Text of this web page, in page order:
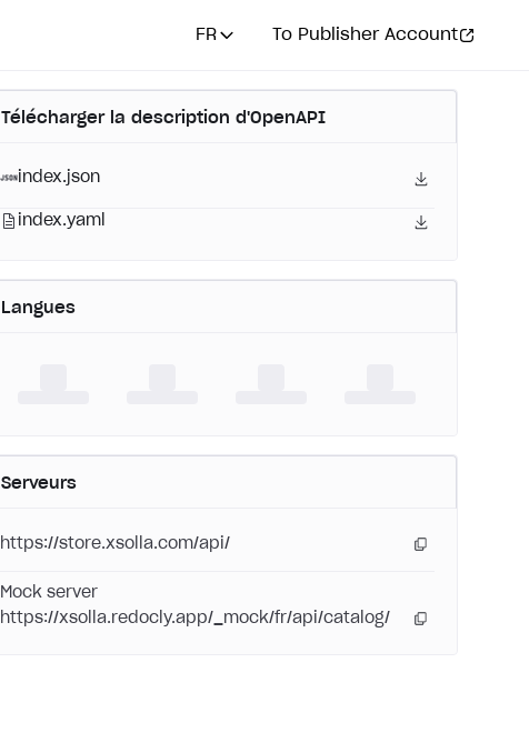
FR To Publisher Account
Télécharger la description d'OpenAPI
index.json
index.yaml
Langues
Serveurs
https://store.xsolla.com/api/
Mock server
https://xsolla.redocly.app/_mock/fr/api/catalog/